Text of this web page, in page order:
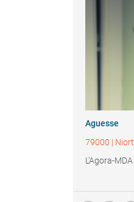
Aguesse
79000 | Niort
L'Agora-MDA